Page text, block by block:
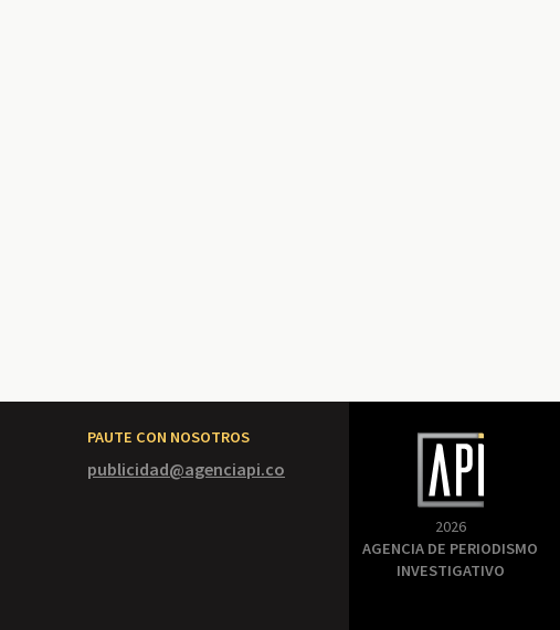
PAUTE CON NOSOTROS
publicidad@agenciapi.co
2026
AGENCIA DE PERIODISMO
INVESTIGATIVO